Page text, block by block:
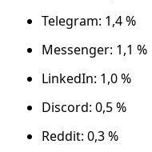
Telegram: 1,4 %
Messenger: 1,1 %
LinkedIn: 1,0 %
Discord: 0,5 %
Reddit: 0,3 %